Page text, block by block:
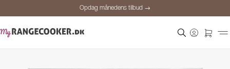
Opdag månedens tilbud →